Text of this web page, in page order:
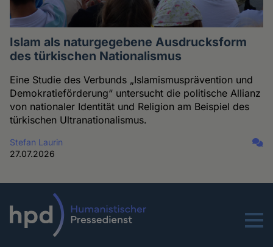
Islam als naturgegebene Ausdrucksform
des türkischen Nationalismus
Eine Studie des Verbunds „Islamismusprävention und
Demokratieförderung“ untersucht die politische Allianz
von nationaler Identität und Religion am Beispiel des
türkischen Ultranationalismus.
Stefan Laurin
27.07.2026
Menu